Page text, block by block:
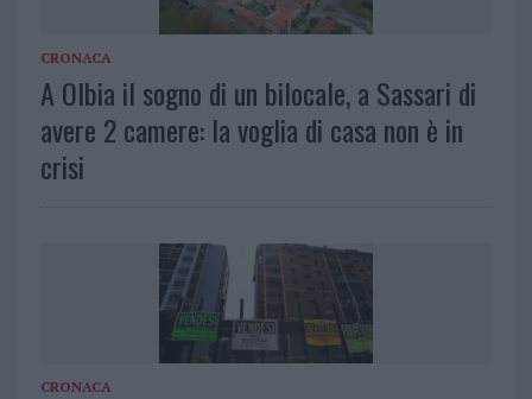
CRONACA
A Olbia il sogno di un bilocale, a Sassari di
avere 2 camere: la voglia di casa non è in
crisi
CRONACA